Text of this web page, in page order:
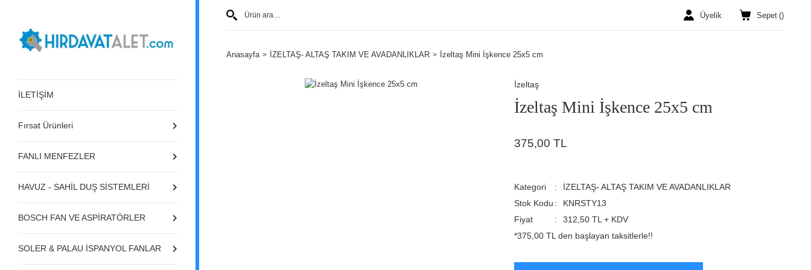
İLETİŞİM
Fırsat Ürünleri
FANLI MENFEZLER
HAVUZ - SAHİL DUŞ SİSTEMLERİ
BOSCH FAN VE ASPİRATÖRLER
SOLER & PALAU İSPANYOL FANLAR
Üyelik Sepet ()
Anasayfa İZELTAŞ- ALTAŞ TAKIM VE AVADANLIKLAR İzeltaş Mini İşkence 25x5 cm
İzeltaş
İzeltaş Mini İşkence 25x5 cm
375,00 TL
Kategori
İZELTAŞ- ALTAŞ TAKIM VE AVADANLIKLAR
Stok Kodu
KNRSTY13
Fiyat
312,50 TL + KDV
*375,00 TL den başlayan taksitlerle!!